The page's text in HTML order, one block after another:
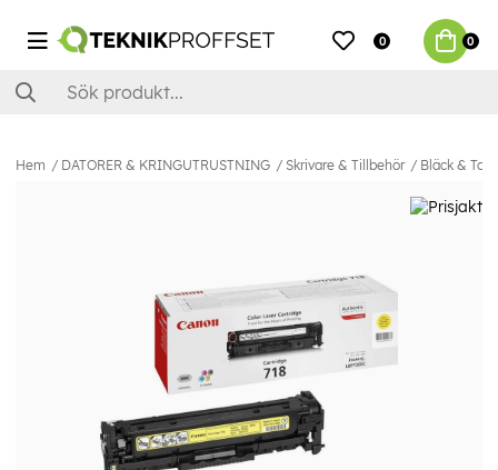
0 0
Hem DATORER & KRINGUTRUSTNING Skrivare & Tillbehör Bläck &